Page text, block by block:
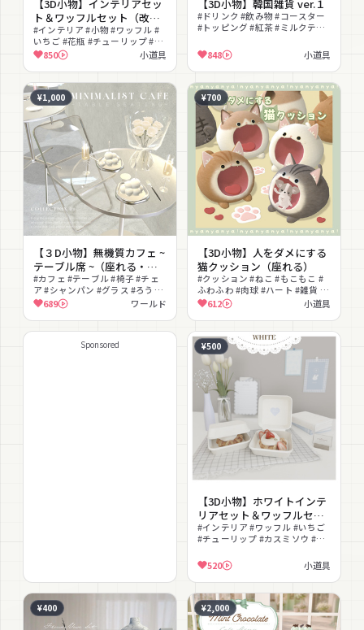
【3D小物】インテリアセッ
ト＆ワッフルセット（改変
用PSD付き）
#インテリア #小物 #ワッフル #
いちご #花瓶 #チューリップ #カ
スミソウ #コーヒーカップ #おう
ちカフェ #ガーリー
850 小道具
【3D小物】韓国雑貨 ver.１
#ドリンク #飲み物 #コースター
#トッピング #紅茶 #ミルクティ
ラテ #ソーダ
848 小道具
¥1,000
【３D小物】無機質カフェ ~
テーブル席 ~（座れる・演
出付き）
#カフェ #テーブル #椅子 #チェ
ア #シャンパン #グラス #ろうそ
く #ケーキ #薔薇 #ブーケ
689 ワールド
¥700
【3D小物】人をダメにする
猫クッション（座れる）
#クッション #ねこ #もこもこ #
ふわふわ #肉球 #ハート #雑貨 #
インテリア #癒し #かわいい
612 小道具
Sponsored ¥500
【3D小物】ホワイトインテ
リアセット＆ワッフルセッ
ト（改変用PSD付き）
#インテリア #ワッフル #いちご
#チューリップ #カスミソウ #花
プ #白 #韓国風
520 小道具
¥400 ¥2,000